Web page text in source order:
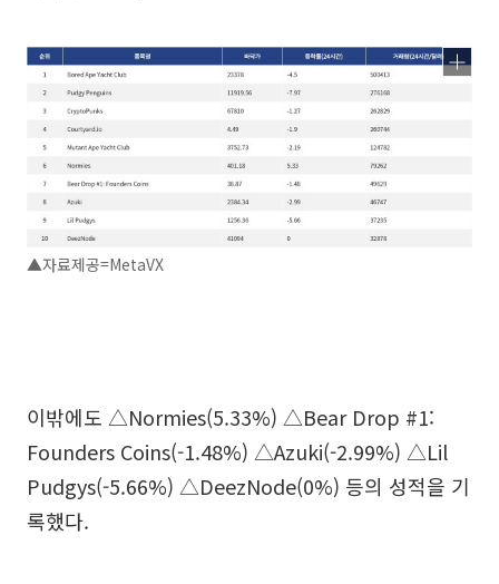
▲자료제공=MetaVX
이밖에도 △Normies(5.33%) △Bear Drop #1:
Founders Coins(-1.48%) △Azuki(-2.99%) △Lil
Pudgys(-5.66%) △DeezNode(0%) 등의 성적을 기
록했다.